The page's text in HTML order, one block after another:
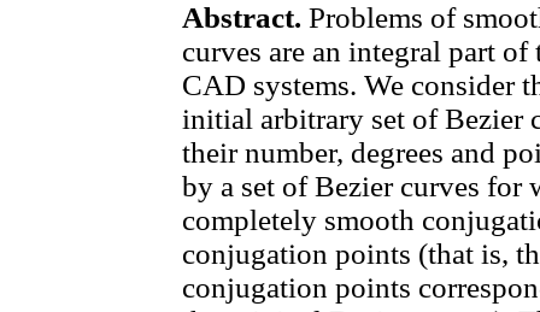
Abstract. Problems of
curves are an integral part
CAD systems. We consider
initial arbitrary set of Bezier
their number, degrees and
by a set of Bezier curves
completely smooth
conjugation points (that is,
conjugation points